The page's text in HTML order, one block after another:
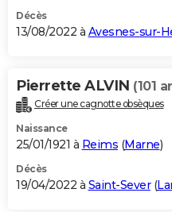
Décès
13/08/2022 à Avesnes-sur-
Pierrette ALVIN (101
Créer une cagnotte obsèques
Naissance
25/01/1921 à Reims (Marne)
Décès
19/04/2022 à Saint-Sever(